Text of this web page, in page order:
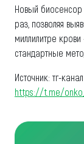
Новый биосенсор
раз, позволяя
миллилитре крови
стандартные
Источник: тг-
https://t.me/